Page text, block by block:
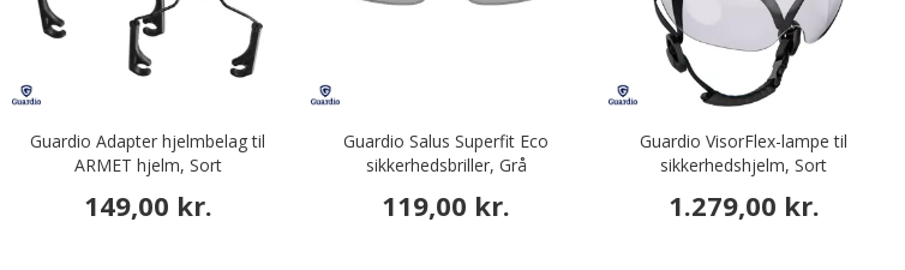
Guardio Adapter hjelmbelag til
ARMET hjelm, Sort
149,00 kr.
Guardio Salus Superfit Eco
sikkerhedsbriller, Grå
119,00 kr.
Guardio VisorFlex-lampe til
sikkerhedshjelm, Sort
1.279,00 kr.